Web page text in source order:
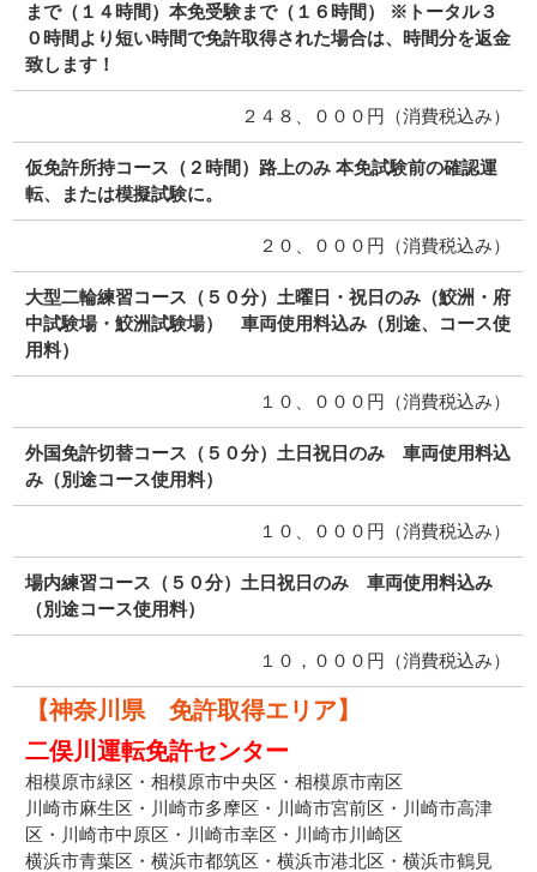
まで（１４時間）本免受験まで（１６時間） ※トータル３
０時間より短い時間で免許取得された場合は、時間分を返金
致します！
２４８、０００円（消費税込み）
仮免許所持コース（２時間）路上のみ 本免試験前の確認運
転、または模擬試験に。
２０、０００円（消費税込み）
大型二輪練習コース（５０分）土曜日・祝日のみ（鮫洲・府
中試験場・鮫洲試験場） 車両使用料込み（別途、コース使
用料）
１０、０００円（消費税込み）
外国免許切替コース（５０分）土日祝日のみ 車両使用料込
み（別途コース使用料）
１０、０００円（消費税込み）
場内練習コース（５０分）土日祝日のみ 車両使用料込み
（別途コース使用料）
１０，０００円（消費税込み）
【神奈川県 免許取得エリア】
二俣川運転免許センター
相模原市緑区・相模原市中央区・相模原市南区
川崎市麻生区・川崎市多摩区・川崎市宮前区・川崎市高津
区・川崎市中原区・川崎市幸区・川崎市川崎区
横浜市青葉区・横浜市都筑区・横浜市港北区・横浜市鶴見